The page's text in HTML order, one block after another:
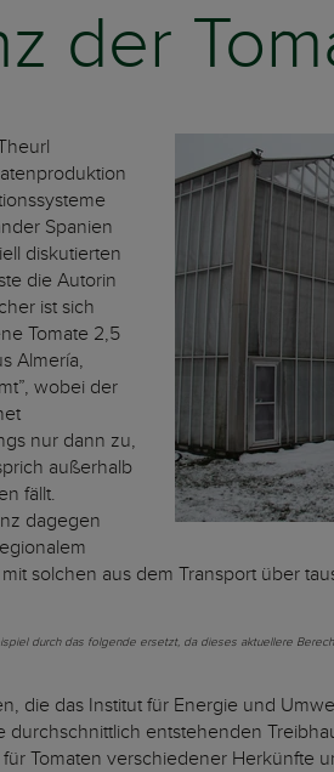
der
Spanien
diskutierten
die Autorin
ist sich
Tomate 2,5
Almería,
wobei der
nur dann zu,
außerhalb
fällt.
dagegen
solchen aus dem Transport über
durch das folgende ersetzt, da dieses aktuellere
die das Institut für Energie und
entstehenden
Tomaten verschiedener Herkünfte